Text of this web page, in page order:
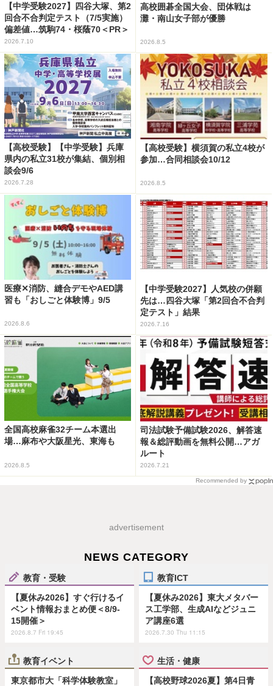
【中学受験2027】四谷大塚、第2
回合不合判定テスト（7/5実施）
偏差値…筑駒74・桜蔭70＜PR＞
2026.7.10
高校囲碁全国大会、団体戦は
灘・南山女子部が優勝
2026.8.5
【高校受験】【中学受験】兵庫
県内の私立31校が集結、個別相
談会9/6
2026.7.28
【高校受験】横須賀の私立4校が
参加…合同相談会10/12
2026.8.5
医療✕消防、縫合デモやAED講
習も「おしごと体験博」9/5
2026.8.6
【中学受験2027】人気校の併願
先は…四谷大塚「第2回合不合判
定テスト」結果
2026.7.16
全国高校麻雀32チーム本選出
場…麻布や大阪星光、東海も
2026.8.5
司法試験予備試験2026、解答速
報＆総評動画を無料公開…アガ
ルート
2026.7.21
Recommended by
advertisement
NEWS CATEGORY
教育・受験
【夏休み2026】すぐ行けるイ
ベント情報おまとめ便＜8/9-
15開催＞
2026.8.7 Fri 19:45
教育ICT
【夏休み2026】東大メタバー
ス工学部、生成AIなどジュニ
ア講座6選
2026.7.30 Thu 11:15
教育イベント
東京都市大「科学体験教室」
生活・健康
【高校野球2026夏】第4日青